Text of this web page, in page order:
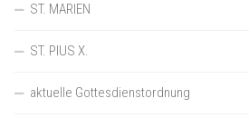
ST. MARIEN
ST. PIUS X.
aktuelle Gottesdienstordnung